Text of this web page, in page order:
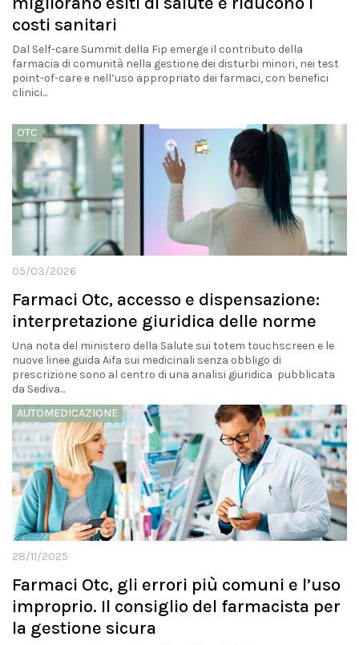
costi sanitari
Dal Self-care Summit della Fip emerge il contributo della
farmacia di comunità nella gestione dei disturbi minori, nei test
point-of-care e nell’uso appropriato dei farmaci, con benefici
clinici...
OTC
05/03/2026
Farmaci Otc, accesso e dispensazione:
interpretazione giuridica delle norme
Una nota del ministero della Salute sui totem touchscreen e le
nuove linee guida Aifa sui medicinali senza obbligo di
prescrizione sono al centro di una analisi giuridica pubblicata
da Sediva...
AUTOMEDICAZIONE
28/11/2025
Farmaci Otc, gli errori più comuni e l’uso
improprio. Il consiglio del farmacista per
la gestione sicura